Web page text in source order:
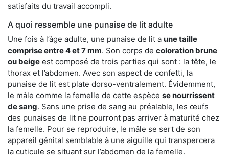
satisfaits du travail accompli.
A quoi ressemble une punaise de lit adulte
Une fois à l’âge adulte, une punaise de lit a une taille
comprise entre 4 et 7 mm. Son corps de coloration brune
ou beige est composé de trois parties qui sont : la tête, le
thorax et l’abdomen. Avec son aspect de confetti, la
punaise de lit est plate dorso-ventralement. Évidemment,
le mâle comme la femelle de cette espèce se nourrissent
de sang. Sans une prise de sang au préalable, les œufs
des punaises de lit ne pourront pas arriver à maturité chez
la femelle. Pour se reproduire, le mâle se sert de son
appareil génital semblable à une aiguille qui transpercera
la cuticule se situant sur l’abdomen de la femelle.